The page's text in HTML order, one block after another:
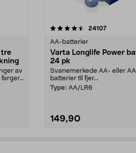
tre
av
24107
AA-batterier
Varta Longlife Power
24 pk
Svanemerkede AA- eller
batterier til fjer...
Type: AA/LR6
149,90
4.5av 5 stjerner